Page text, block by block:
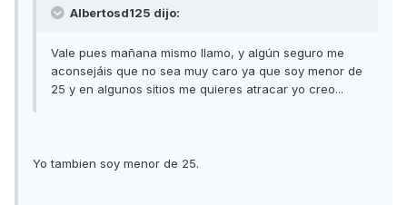
Albertosd125 dijo:
Vale pues mañana mismo llamo, y algún seguro me
aconsejáis que no sea muy caro ya que soy menor de
25 y en algunos sitios me quieres atracar yo creo...
Yo tambien soy menor de 25.